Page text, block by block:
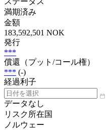
満期済み
金額
183,592,501 NOK
発行
***
償還（プット/コール権）
*** (-)
経過利子
データなし
リスク所在国
ノルウェー